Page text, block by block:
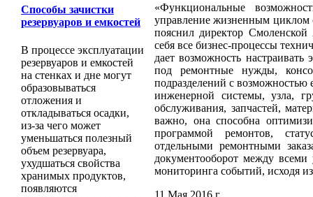
Способы зачистки
резервуаров и емкостей
В процессе эксплуатации
резервуаров и емкостей
на стенках и дне могут
образовываться
отложения и
откладываться осадки,
из-за чего может
уменьшаться полезный
объем резервуара,
ухудшаться свойства
хранимых продуктов,
появляются
«Функциональные
управление жизненным циклом
пояснил директор
себя все бизнес-процессы
дает возможность
под ремонтные нужды,
подразделений с возможностью
инженерной системы, узла,
обслуживания, запчастей,
важно, она способна
программой ремонтов,
отдельными ремонтными
документооборот между
мониторинга событий, исходя
11 Мая 2016 г.